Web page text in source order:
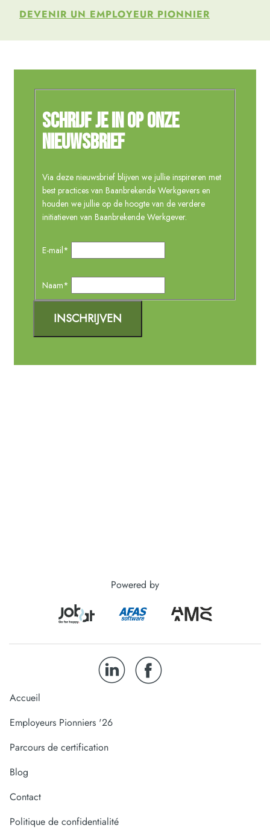
DEVENIR UN EMPLOYEUR PIONNIER
Powered by
Accueil
Employeurs Pionniers '26
Parcours de certification
Blog
Contact
Politique de confidentialité